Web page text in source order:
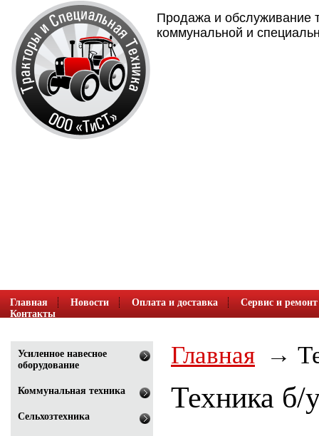
Продажа и обслуживание
коммунальной и
Главная Новости Оплата и доставка
Сервис и ремонт
Контакты
Главная
Техника б/
Усиленное навесное
оборудование
Коммунальная техника
Сельхозтехника